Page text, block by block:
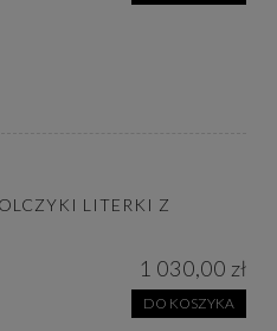
LITERKI Z
1 030,00 zł
DO KOSZYKA